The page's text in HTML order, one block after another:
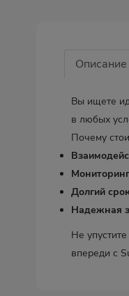
Описание
Вы ищете
в любых
Почему
Долгий
Надежная
Не
впереди с